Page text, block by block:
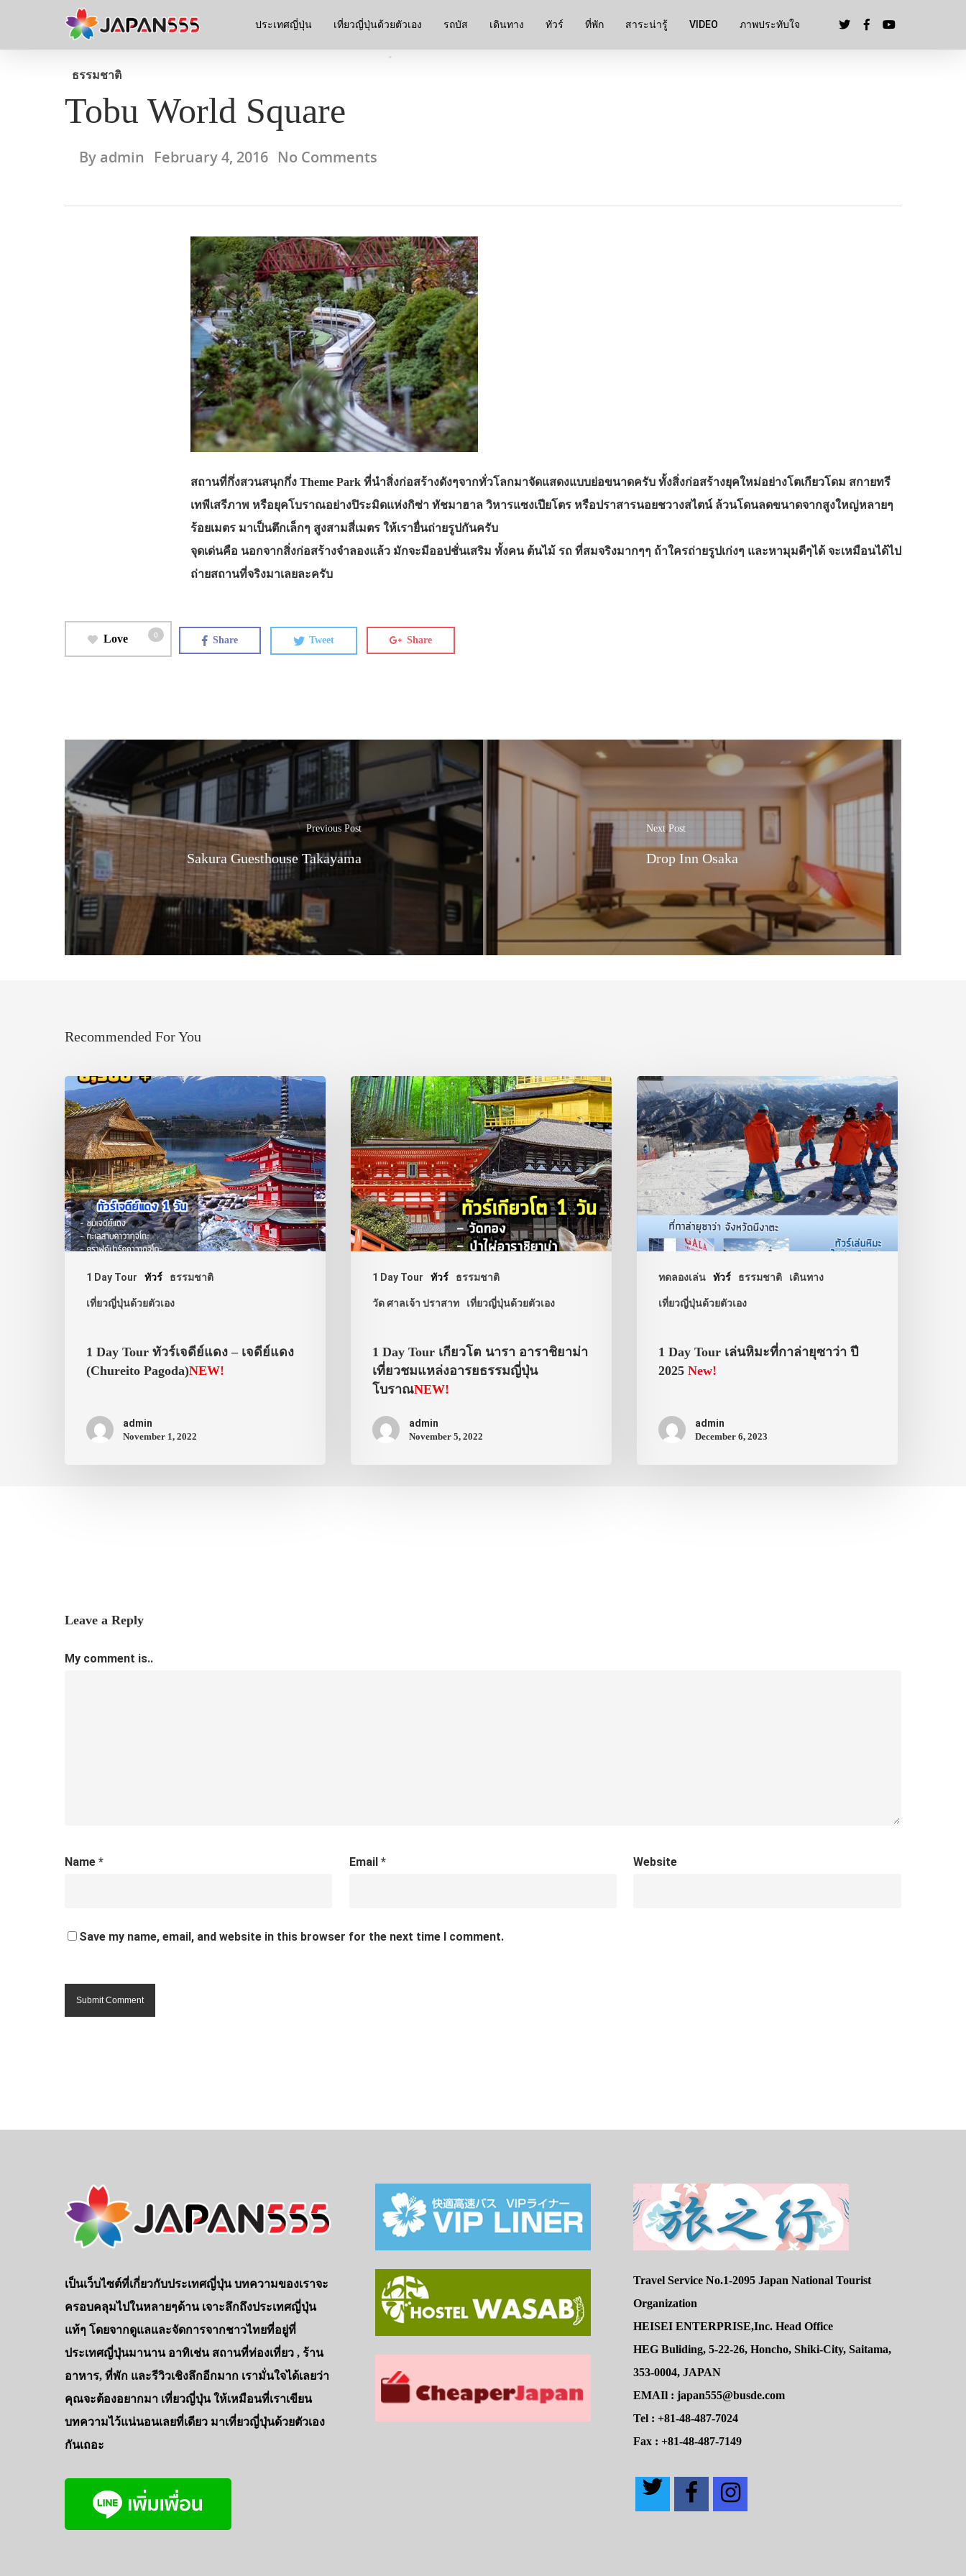
ประเทศญี่ปุ่น เที่ยวญี่ปุ่นด้วยตัวเอง รถบัส เดินทาง ทัวร์ ที่พัก สาระน่ารู้ VIDEO ภาพประทับใจ
ธรรมชาติ
Tobu World Square
By admin February 4, 2016 No Comments
สถานที่กึ่งสวนสนุกกึ่ง Theme Park ที่นำสิ่งก่อสร้างดังๆจากทั่วโลกมาจัดแสดงแบบย่อขนาดครับ ทั้งสิ่งก่อสร้างยุคใหม่อย่างโตเกียวโดม สกายทรี
เทพีเสรีภาพ หรือยุคโบราณอย่างปิระมิดแห่งกิซ่า ทัชมาฮาล วิหารแซงเปียโตร หรือปราสารนอยชวางสไตน์ ล้วนโดนลดขนาดจากสูงใหญ่หลายๆ
ร้อยเมตร มาเป็นตึกเล็กๆ สูงสามสี่เมตร ให้เรายื่นถ่ายรูปกันครับ
จุดเด่นคือ นอกจากสิ่งก่อสร้างจำลองแล้ว มักจะมีออปชั่นเสริม ทั้งคน ต้นไม้ รถ ที่สมจริงมากๆๆ ถ้าใครถ่ายรูปเก่งๆ และหามุมดีๆได้ จะเหมือนได้ไป
ถ่ายสถานที่จริงมาเลยละครับ
Love 0 Share Tweet Share
Previous Post
Sakura Guesthouse Takayama
Next Post
Drop Inn Osaka
Recommended For You
1 Day Tour ทัวร์ ธรรมชาติ
เที่ยวญี่ปุ่นด้วยตัวเอง
1 Day Tour ทัวร์เจดีย์แดง – เจดีย์แดง
(Chureito Pagoda)NEW!
admin
November 1, 2022
1 Day Tour ทัวร์ ธรรมชาติ
วัด ศาลเจ้า ปราสาท เที่ยวญี่ปุ่นด้วยตัวเอง
1 Day Tour เกียวโต นารา อาราชิยาม่า
เที่ยวชมแหล่งอารยธรรมญี่ปุ่น
โบราณNEW!
admin
November 5, 2022
ทดลองเล่น ทัวร์ ธรรมชาติ เดินทาง
เที่ยวญี่ปุ่นด้วยตัวเอง
1 Day Tour เล่นหิมะที่กาล่ายุซาว่า ปี
2025New!
admin
December 6, 2023
Leave a Reply
My comment is..
Name * Email * Website
Save my name, email, and website in this browser for the next time I comment.
เป็นเว็บไซต์ที่เกี่ยวกับประเทศญี่ปุ่น บทความของเราจะ
ครอบคลุมไปในหลายๆด้าน เจาะลึกถึงประเทศญี่ปุ่น
แท้ๆ โดยจากดูแลและจัดการจากชาวไทยที่อยู่ที่
ประเทศญี่ปุ่นมานาน อาทิเช่น สถานที่ท่องเที่ยว , ร้าน
อาหาร, ที่พัก และรีวิวเชิงลึกอีกมาก เรามั่นใจได้เลยว่า
คุณจะต้องอยากมา เที่ยวญี่ปุ่น ให้เหมือนที่เราเขียน
บทความไว้แน่นอนเลยที่เดียว มาเที่ยวญี่ปุ่นด้วยตัวเอง
กันเถอะ
Travel Service No.1-2095 Japan National Tourist
Organization
HEISEI ENTERPRISE,Inc. Head Office
HEG Buliding, 5-22-26, Honcho, Shiki-City, Saitama,
353-0004, JAPAN
EMAIl : japan555@busde.com
Tel : +81-48-487-7024
Fax : +81-48-487-7149